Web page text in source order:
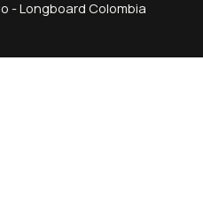
- Longboard Colombia